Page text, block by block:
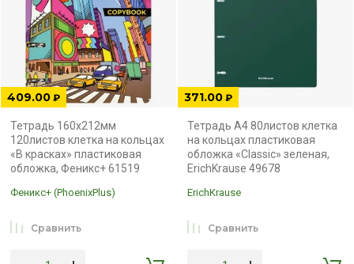
409.00 ₽
Тетрадь 160х212мм
120листов клетка на кольцах
«В красках» пластиковая
обложка, Феникс+ 61519
Феникс+ (PhoenixPlus)
Сравнить
371.00 ₽
Тетрадь А4 80листов клетка
на кольцах пластиковая
обложка «Classic» зеленая,
ErichKrause 49678
ErichKrause
Сравнить